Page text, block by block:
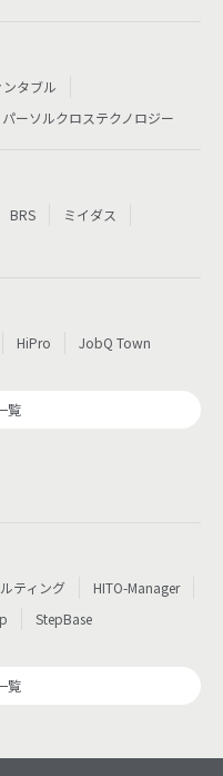
ンタブル
パーソルクロステクノロジー
BRS
ミイダス
HiPro JobQ Town
覧
ティング
HITO-Manager
StepBase
覧